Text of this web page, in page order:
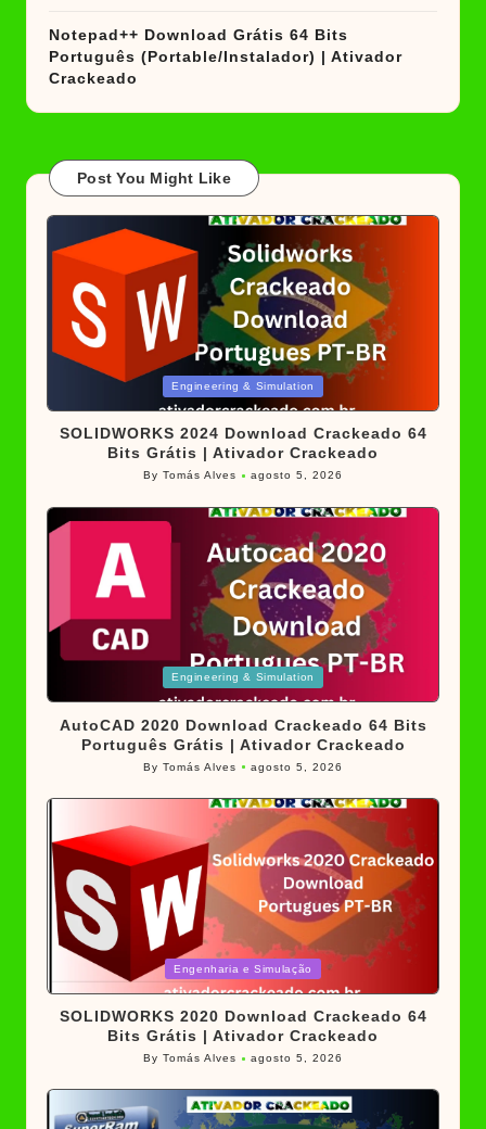
Notepad++ Download Grátis 64 Bits
Português (Portable/Instalador) | Ativador
Crackeado
Post You Might Like
in
Engineering & Simulation
SOLIDWORKS 2024 Download Crackeado 64
Bits Grátis | Ativador Crackeado
Posted
ByTomás Alves agosto 5, 2026
in
Engineering & Simulation
AutoCAD 2020 Download Crackeado 64 Bits
Português Grátis | Ativador Crackeado
Posted
ByTomás Alves agosto 5, 2026
Posted
in
Engenharia e Simulação
SOLIDWORKS 2020 Download Crackeado 64
Bits Grátis | Ativador Crackeado
Posted
ByTomás Alves agosto 5, 2026